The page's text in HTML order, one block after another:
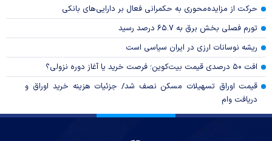
حرکت از مزایده‌محوری به حکمرانی فعال بر دارایی‌های بانکی
تورم فصلی بخش برق به ۶۵.۷ درصد رسید
ریشه نوسانات ارزی در ایران سیاسی است
افت ۵۰ درصدی قیمت بیت‌کوین؛ فرصت خرید یا آغاز دوره نزولی؟
قیمت اوراق تسهیلات مسکن نصف شد/ جزئیات هزینه خرید اوراق و
دریافت وام